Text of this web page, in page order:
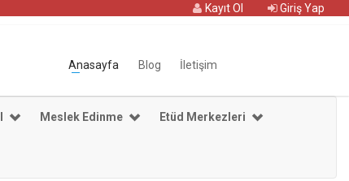
Giriş Yap
Kayıt Ol
Anasayfa Blog İletişim
Meslek Edinme Etüd Merkezleri